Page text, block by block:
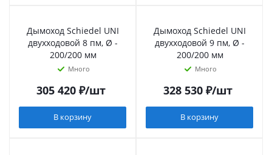
Дымоход Schiedel UNI
двухходовой 8 пм, Ø -
200/200 мм
Много
305 420₽/шт
В корзину
Дымоход Schiedel UNI
двухходовой 9 пм, Ø -
200/200 мм
Много
328 530₽/шт
В корзину